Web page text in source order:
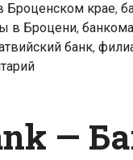
Броценском крае,
в Броцени,
банк,
—